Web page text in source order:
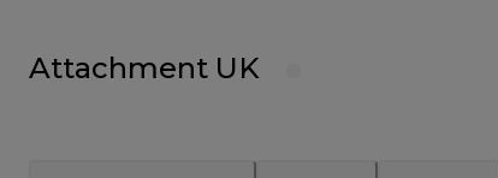
Attachment UK